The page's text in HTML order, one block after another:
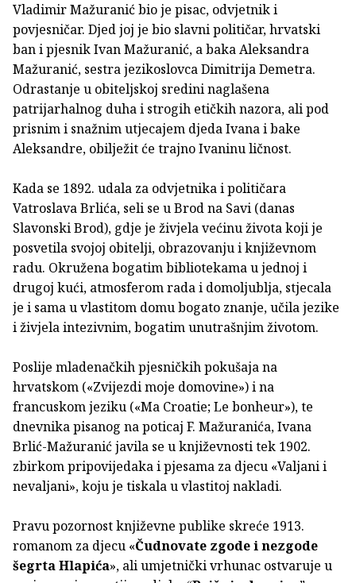
Vladimir Mažuranić bio je pisac, odvjetnik i
povjesničar. Djed joj je bio slavni političar, hrvatski
ban i pjesnik Ivan Mažuranić, a baka Aleksandra
Mažuranić, sestra jezikoslovca Dimitrija Demetra.
Odrastanje u obiteljskoj sredini naglašena
patrijarhalnog duha i strogih etičkih nazora, ali pod
prisnim i snažnim utjecajem djeda Ivana i bake
Aleksandre, obilježit će trajno Ivaninu ličnost.
Kada se 1892. udala za odvjetnika i političara
Vatroslava Brlića, seli se u Brod na Savi (danas
Slavonski Brod), gdje je živjela većinu života koji je
posvetila svojoj obitelji, obrazovanju i književnom
radu. Okružena bogatim bibliotekama u jednoj i
drugoj kući, atmosferom rada i domoljublja, stjecala
je i sama u vlastitom domu bogato znanje, učila jezike
i živjela intezivnim, bogatim unutrašnjim životom.
Poslije mladenačkih pjesničkih pokušaja na
hrvatskom («Zvijezdi moje domovine») i na
francuskom jeziku («Ma Croatie; Le bonheur»), te
dnevnika pisanog na poticaj F. Mažuranića, Ivana
Brlić-Mažuranić javila se u književnosti tek 1902.
zbirkom pripovijedaka i pjesama za djecu «Valjani i
nevaljani», koju je tiskala u vlastitoj nakladi.
Pravu pozornost književne publike skreće 1913.
romanom za djecu «Čudnovate zgode i nezgode
šegrta Hlapića», ali umjetnički vrhunac ostvaruje u